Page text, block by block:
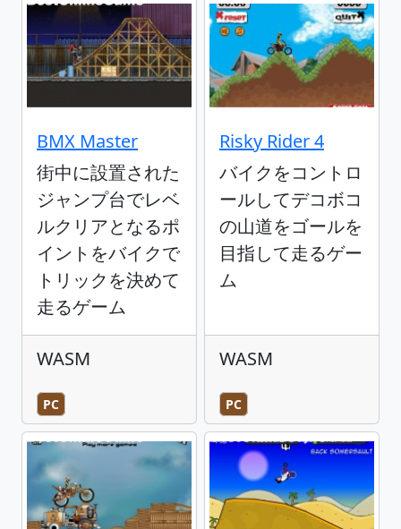
BMX Master
街中に設置された
ジャンプ台でレベ
ルクリアとなるポ
イントをバイクで
トリックを決めて
走るゲーム
WASM
PC
Risky Rider 4
バイクをコントロ
ールしてデコボコ
の山道をゴールを
目指して走るゲー
ム
WASM
PC